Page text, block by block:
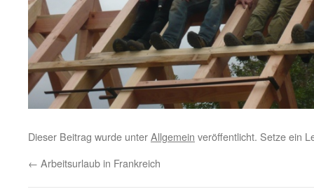
Dieser Beitrag wurde unterAllgemein veröffentlicht. Setze ein
← Arbeitsurlaub in Frankreich